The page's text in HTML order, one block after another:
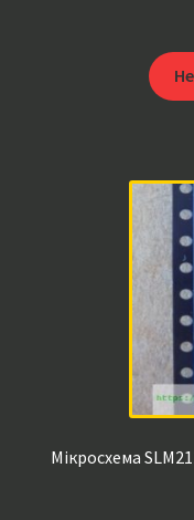
Мікросхема